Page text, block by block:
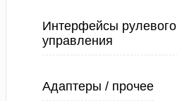
Интерфейсы рулевого
управления
Адаптеры / прочее